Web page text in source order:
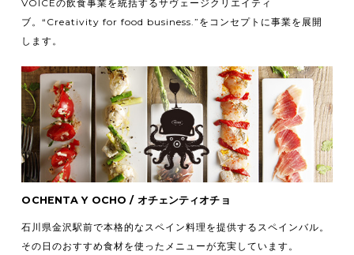
VOICEの飲食事業を統括するサヴェージクリエイティ
ブ。“Creativity for food business.”をコンセプトに事業を展開
します。
OCHENTA Y OCHO / オチェンティオチョ
石川県金沢駅前で本格的なスペイン料理を提供するスペインバル。
その日のおすすめ食材を使ったメニューが充実しています。